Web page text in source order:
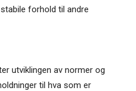
forhold til andre
utviklingen av normer og
til hva som er